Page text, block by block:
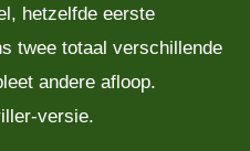
hetzelfde eerste
twee totaal verschillende
andere afloop.
versie.